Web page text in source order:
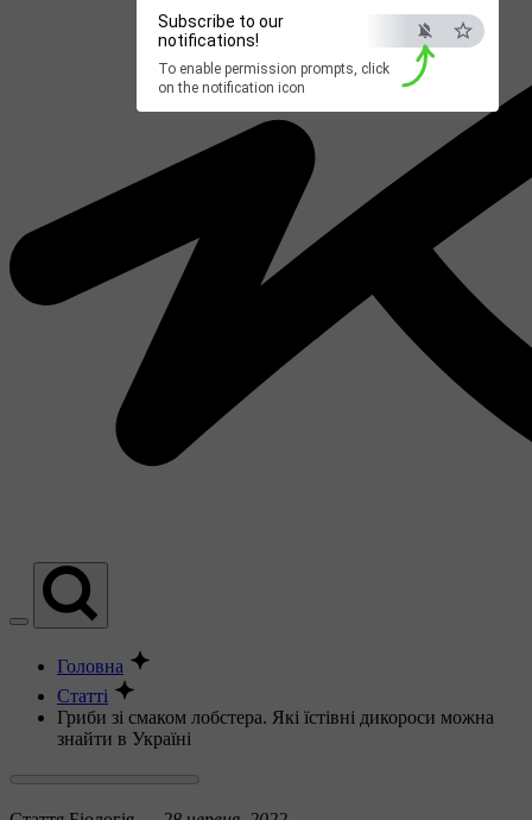
Subscribe to our
notifications!
To enable permission prompts, click
on the notification icon
Головна
Статті
Гриби зі смаком лобстера. Які їстівні дикороси можна
знайти в Україні